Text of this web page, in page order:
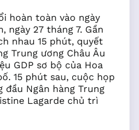
hoàn toàn vào ngày
ngày 27 tháng 7. Gần
nhau 15 phút, quyết
Trung ương Châu Âu
GDP sơ bộ của Hoa
15 phút sau, cuộc họp
đầu Ngân hàng Trung
Lagarde chủ trì